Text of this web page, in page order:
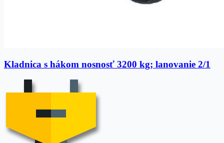
Kladnica s hákom nosnosť 3200 kg; lanovanie 2/1